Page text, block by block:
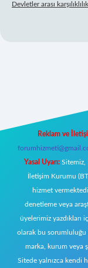
Devletler arası
Reklam ve
Yasal Uyarı: Sitemiz,
İletişim Kurumu
hizmet
denetleme veya
üyelerimiz yazdıkları
olarak bu sorumluluğu
marka, kurum veya
Sitede yalnızca kendi